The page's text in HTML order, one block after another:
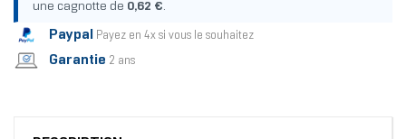
une cagnotte de 0,62 €.
Paypal Payez en 4x si vous le souhaitez
Garantie 2 ans